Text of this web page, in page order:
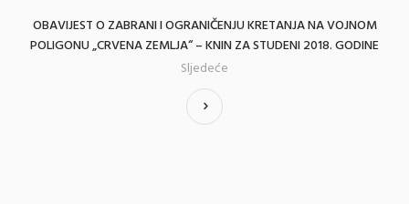
OBAVIJEST O ZABRANI I OGRANIČENJU KRETANJA NA VOJNOM
POLIGONU „CRVENA ZEMLJA“ – KNIN ZA STUDENI 2018. GODINE
Sljedeće